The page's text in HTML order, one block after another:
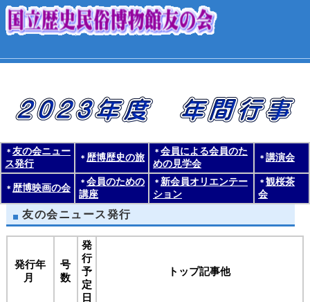
＊ 友の会ニュー
ス発行
＊ 歴博歴史の旅 ＊ 会員による会員のた
めの見学会
＊ 講演会
＊ 歴博映画の会 ＊ 会員のための
講座
＊ 新会員オリエンテー
ション
＊ 観桜茶
会
友の会ニュース発行
発行年
月
号
数
発
行
予
定
日
トップ記事他